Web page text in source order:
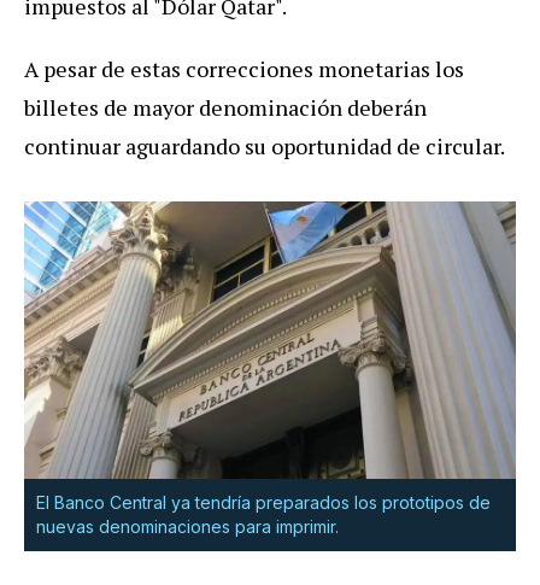
impuestos al "Dólar Qatar".
A pesar de estas correcciones monetarias los
billetes de mayor denominación deberán
continuar aguardando su oportunidad de circular.
El Banco Central ya tendría preparados los prototipos de
nuevas denominaciones para imprimir.